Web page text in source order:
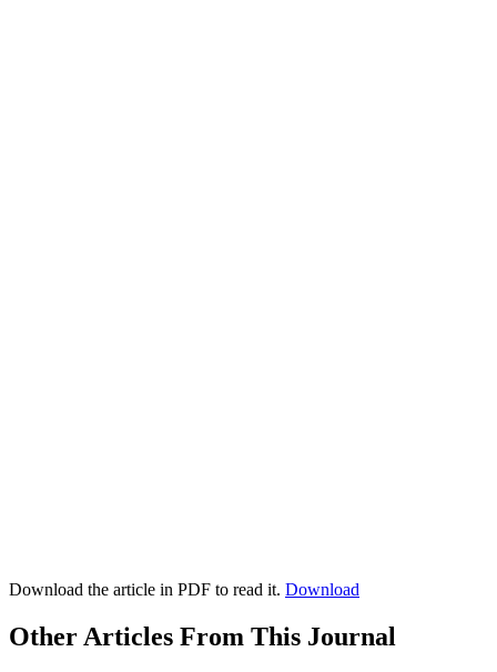
Download the article in PDF to read it. Download
Other Articles From This Journal